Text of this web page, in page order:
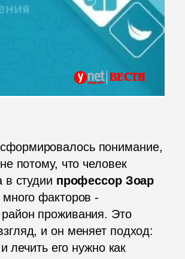
понимание,
потому, что человек
в студии профессор Зоар
факторов -
проживания. Это
и он меняет подход:
лечить его нужно как